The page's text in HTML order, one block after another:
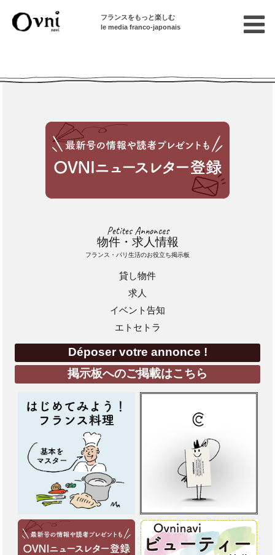
フランスをもっと楽しむ
le media franco-japonais
Petites Annonces
物件・求人情報
フランス・パリ生活のお役立ち掲示板
貸し物件
求人
イベント告知
エトセトラ
Déposer votre annonce !
掲示板へのご掲載はこちら